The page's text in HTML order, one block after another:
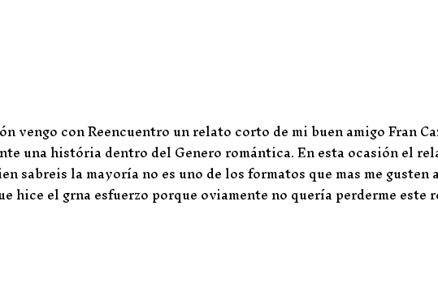
vengo con Reencuentro un relato corto de mi buen amigo Fran
una história dentro del Genero romántica. En esta ocasión el
sabreis la mayoría no es uno de los formatos que mas me gusten
hice el grna esfuerzo porque oviamente no quería perderme este